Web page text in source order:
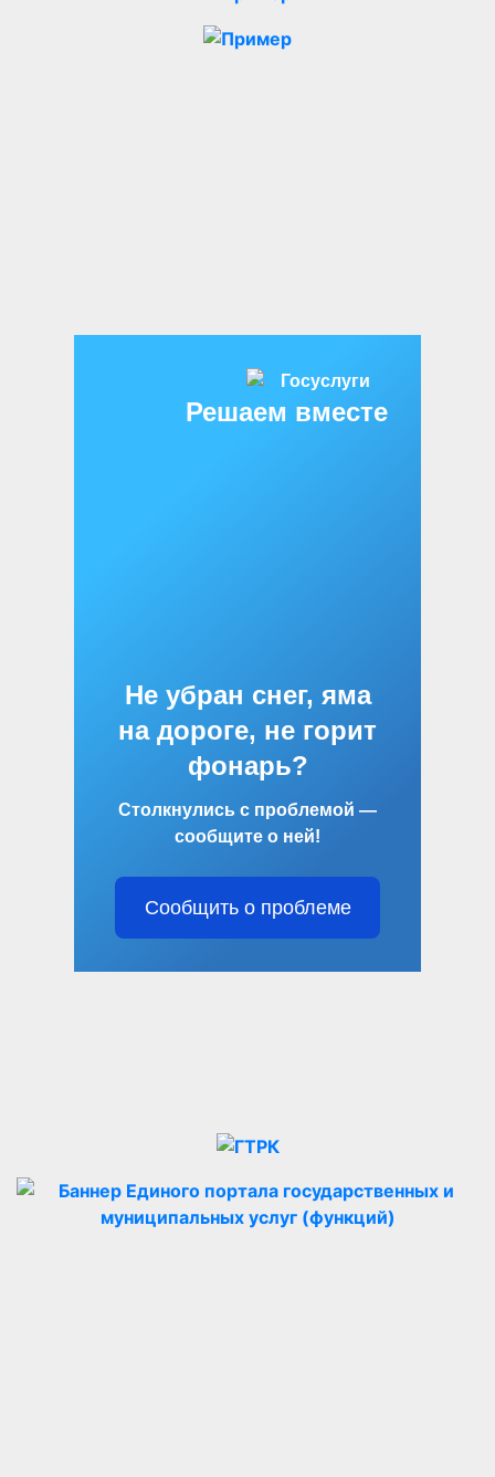
Решаем вместе
Не убран снег, яма
на дороге, не горит
фонарь?
Столкнулись с проблемой —
сообщите о ней!
Сообщить о проблеме